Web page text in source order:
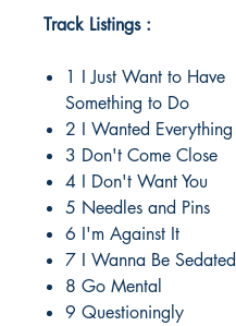
Track Listings :
1 I Just Want to Have
Something to Do
2 I Wanted Everything
3 Don't Come Close
4 I Don't Want You
5 Needles and Pins
6 I'm Against It
7 I Wanna Be Sedated
8 Go Mental
9 Questioningly